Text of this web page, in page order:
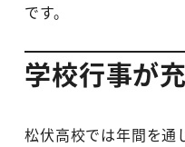
です。
学校行事が
松伏高校では年間を通